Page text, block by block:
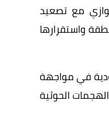
مع تصعيد
واستقرارها
في مواجهة
الحوثية